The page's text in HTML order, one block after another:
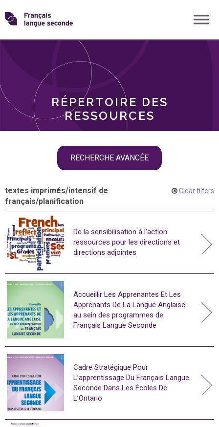
Skip
toTransformons
langue
RÉPERTOIRE DES
RESSOURCES
RECHERCHE AVANCÉE
THÈMES
textes imprimés/intensif de
français/planification
Clear filters
De la sensibilisation à l'action:
ressources pour les directions et
directions adjointes
Accueillir Les Apprenantes Et Les
Apprenants De La Langue Anglaise
au sein des programmes de
Français Langue Seconde
Cadre Stratégique Pour
L’apprentissage Du Français Langue
Seconde Dans Les Écoles De
L’Ontario